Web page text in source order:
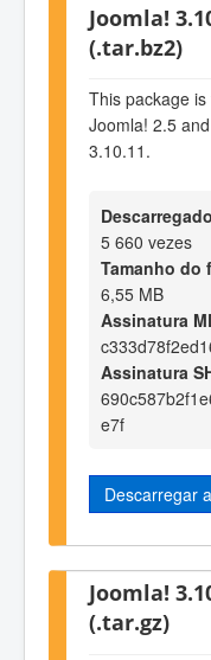
Joomla!
(.tar.bz2)
This package
Joomla! 2.5
3.10.11.
Descarregado
5 660 vezes
Tamanho do
6,55 MB
Assinatura
Assinatura
e7f
Descarregar
Joomla!
(.tar.gz)